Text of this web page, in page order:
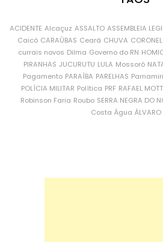
ACIDENTE Alcaçuz ASSALTO ASSEMBLEIA
Caicó CARAÚBAS Ceará CHUVA
currais novos Dilma Governo do RN
PIRANHAS JUCURUTU LULA Mossoró
Pagamento PARAÍBA PARELHAS
POLÍCIA MILITAR Política PRF RAFAEL
Robinson Faria Roubo SERRA NEGRA DO
Costa Água ÁLVARO